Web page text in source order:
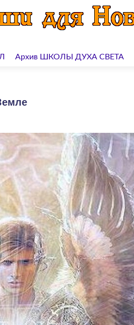
Архив ШКОЛЫ ДУХА СВЕТА